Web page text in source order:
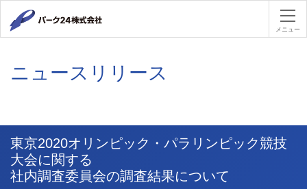
パーク２
メニュー
ニュースリリース
東京2020オリンピック・パラリンピック競技
大会に関する
社内調査委員会の調査結果について